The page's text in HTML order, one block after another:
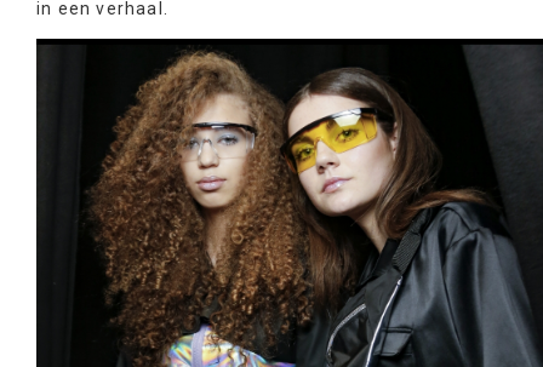
in een verhaal.